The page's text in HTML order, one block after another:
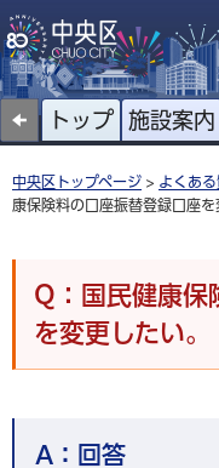
トップ 施設案内
中央区トップページ > よくある
康保険料の口座振替登録口座を
Q：国民健康保
を変更したい。
A： 回答